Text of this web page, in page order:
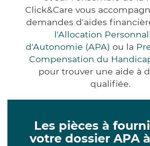
Click&Care vous
demandes d'aides
l'Allocation
d'Autonomie (APA) ou la
Compensation du
pour trouver une aide à
qualifiée.
Les pièces à
votre dossier APA